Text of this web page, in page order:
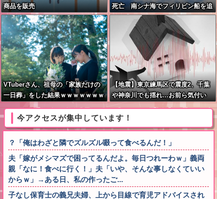
商品を販売
死亡 南シナ海でフィリピン船を追
跡中、公表までに1年
VTuberさん、祖母の「家族だけの
一日葬」をした結果ｗｗｗｗｗｗｗ
【地震】東京練馬区で震度2、千葉
や神奈川でも揺れ…お前ら気付い
た？
今アクセスが集中しています！
？「俺はわざと隣でズルズル啜って食べるんだ！」
夫「嫁がメシマズで困ってるんだよ。毎日つれーわｗ」義両
親「なに！食べに行く！」夫「いや、そんな事しなくていい
からｗ」→ある日、私の作ったご...
子なし保育士の義兄夫婦、上から目線で育児アドバイスされ